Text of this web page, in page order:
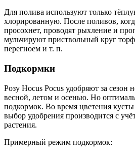
Для полива используют только
хлорированную. После поливов,
просохнет, проводят рыхление и
мульчируют приствольный круг
перегноем и т. п.
Подкормки
Розу Hocus Pocus удобряют за сезон
весной, летом и осенью. Но
подкормок. Во время цветения
выбор удобрения производится с
растения.
Примерный режим подкормок: